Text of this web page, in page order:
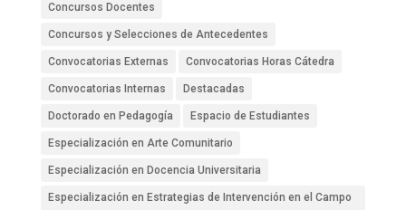
Concursos Docentes
Concursos y Selecciones de Antecedentes
Convocatorias Externas Convocatorias Horas Cátedra
Convocatorias Internas Destacadas
Doctorado en Pedagogía Espacio de Estudiantes
Especialización en Arte Comunitario
Especialización en Docencia Universitaria
Especialización en Estrategias de Intervención en el Campo